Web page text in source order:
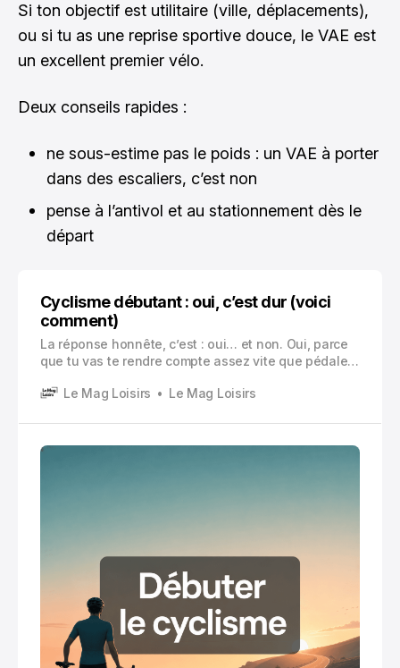
Si ton objectif est utilitaire (ville, déplacements),
ou si tu as une reprise sportive douce, le VAE est
un excellent premier vélo.
Deux conseils rapides :
ne sous-estime pas le poids : un VAE à porter
dans des escaliers, c’est non
pense à l’antivol et au stationnement dès le
départ
Cyclisme débutant : oui, c’est dur (voici
comment)
La réponse honnête, c’est : oui… et non. Oui, parce
que tu vas te rendre compte assez vite que pédaler,
Il y a l’équilibre , la respiration, les petites douleurs
matériel.
Le Mag Loisirs Le Mag Loisirs